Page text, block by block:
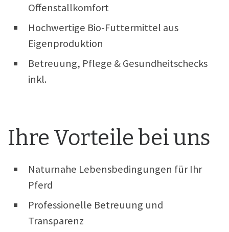
Offenstallkomfort
Hochwertige Bio-Futtermittel aus
Eigenproduktion
Betreuung, Pflege & Gesundheitschecks
inkl.
Ihre Vorteile bei uns
Naturnahe Lebensbedingungen für Ihr
Pferd
Professionelle Betreuung und
Transparenz